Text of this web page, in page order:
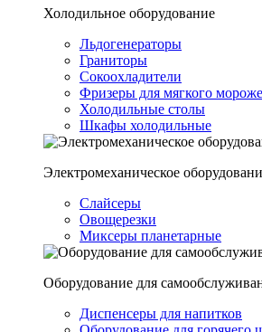
Холодильное оборудование
Льдогенераторы
Граниторы
Сокоохладители
Фризеры для мягкого
Холодильные столы
Шкафы холодильные
Электромеханическое
Слайсеры
Овощерезки
Миксеры планетарные
Оборудование для
Диспенсеры для напитков